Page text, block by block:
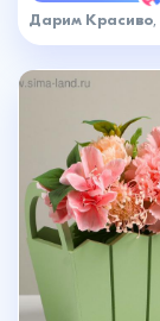
Дарим Красиво
4649986